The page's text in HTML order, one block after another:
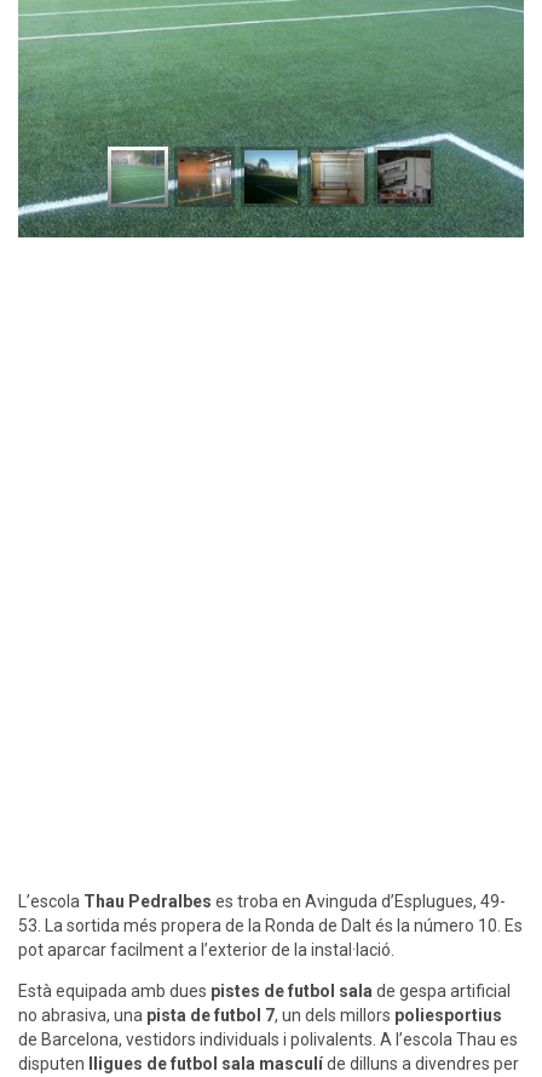
L’escola Thau Pedralbes es troba en Avinguda d’Esplugues, 49-
53. La sortida més propera de la Ronda de Dalt és la número 10. Es
pot aparcar facilment a l’exterior de la instal·lació.
Està equipada amb dues pistes de futbol sala de gespa artificial
no abrasiva, una pista de futbol 7, un dels millors poliesportius
de Barcelona, vestidors individuals i polivalents. A l’escola Thau es
disputen
lligues de futbol sala masculíde dilluns a divendres per